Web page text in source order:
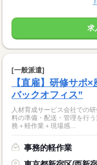
求
[一般派遣]
【直雇】研修サポ
バックオフィス”
人材育成サービス会社での
料の準備・配送・管理を行
務＋軽作業＋現場感...
事務的軽作業